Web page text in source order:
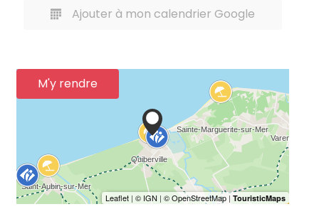
Ajouter à mon calendrier Google
M'y rendre